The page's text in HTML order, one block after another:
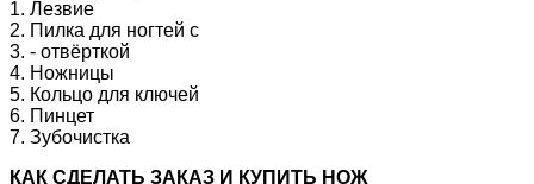
1. Лезвие
2. Пилка для ногтей с
3. - отвёрткой
4. Ножницы
5. Кольцо для ключей
6. Пинцет
7. Зубочистка
КАК CДЕЛАТЬ ЗАКАЗ И КУПИТЬ НОЖ